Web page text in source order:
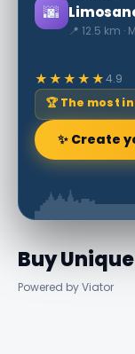
🌆
📍 12.5 km ·
★★★★★4.9
🏆 The most
✨ Create
Buy
Powered by Viator